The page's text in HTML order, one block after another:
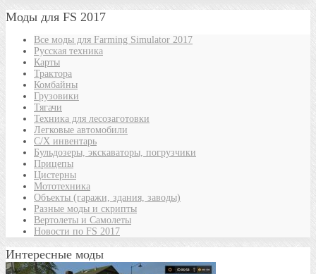
Моды для FS 2017
Все моды для Farming Simulator 2017
Русская техника
Карты
Трактора
Комбайны
Грузовики
Тягачи
Техника для лесозаготовки
Легковые автомобили
С/Х инвентарь
Бульдозеры, экскаваторы, погрузчики
Прицепы
Цистерны
Мототехника
Объекты (гаражи, здания, заводы)
Разные моды и скрипты
Вертолеты и Самолеты
Новости по FS 2017
Интересные моды